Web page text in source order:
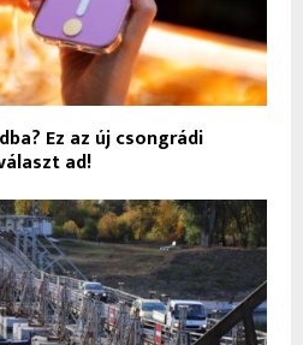
Ez az új csongrádi
ad!